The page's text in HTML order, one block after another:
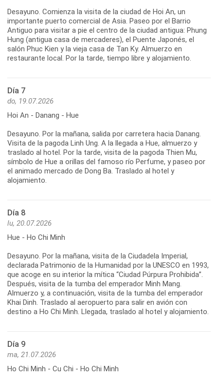
Desayuno. Comienza la visita de la ciudad de Hoi An, un
importante puerto comercial de Asia. Paseo por el Barrio
Antiguo para visitar a pie el centro de la ciudad antigua: Phung
Hung (antigua casa de mercaderes), el Puente Japonés, el
salón Phuc Kien y la vieja casa de Tan Ky. Almuerzo en
Día 7
do, 19.07.2026
Hoi An - Danang - Hue
Desayuno. Por la mañana, salida por carretera hacia Danang.
Visita de la pagoda Linh Ung. A la llegada a Hue, almuerzo y
traslado al hotel. Por la tarde, visita de la pagoda Thien Mu,
símbolo de Hue a orillas del famoso río Perfume, y paseo por
el animado mercado de Dong Ba. Traslado al hotel y
Día 8
lu, 20.07.2026
Hue - Ho Chi Minh
Desayuno. Por la mañana, visita de la Ciudadela Imperial,
declarada Patrimonio de la Humanidad por la UNESCO en 1993,
que acoge en su interior la mítica “Ciudad Púrpura Prohibida”.
Después, visita de la tumba del emperador Minh Mang.
Almuerzo y, a continuación, visita de la tumba del emperador
Khai Dinh. Traslado al aeropuerto para salir en avión con
Día 9
ma, 21.07.2026
Ho Chi Minh - Cu Chi - Ho Chi Minh